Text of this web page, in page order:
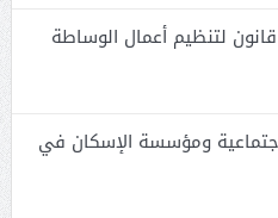
قانون لتنظيم أعمال الوساطة
ومؤسسة الإسكان في